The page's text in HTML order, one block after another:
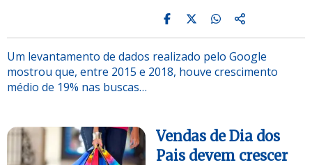
Um levantamento de dados realizado pelo Google
mostrou que, entre 2015 e 2018, houve crescimento
médio de 19% nas buscas…
Vendas de Dia dos
Pais devem crescer